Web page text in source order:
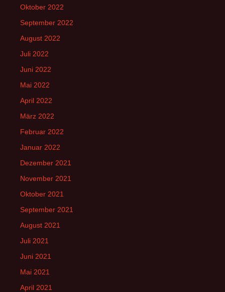
Oktober 2022
September 2022
August 2022
Juli 2022
Juni 2022
Mai 2022
April 2022
März 2022
Februar 2022
Januar 2022
Dezember 2021
November 2021
Oktober 2021
September 2021
August 2021
Juli 2021
Juni 2021
Mai 2021
April 2021